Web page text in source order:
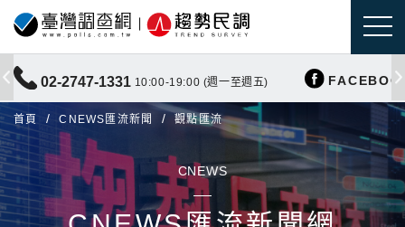
02-2747-1331 10:00-19:00 (週一至週五)
首頁 CNEWS匯流新聞 觀點匯流
CNEWS